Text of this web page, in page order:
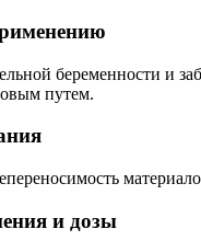
беременности и
путем.
и дозы